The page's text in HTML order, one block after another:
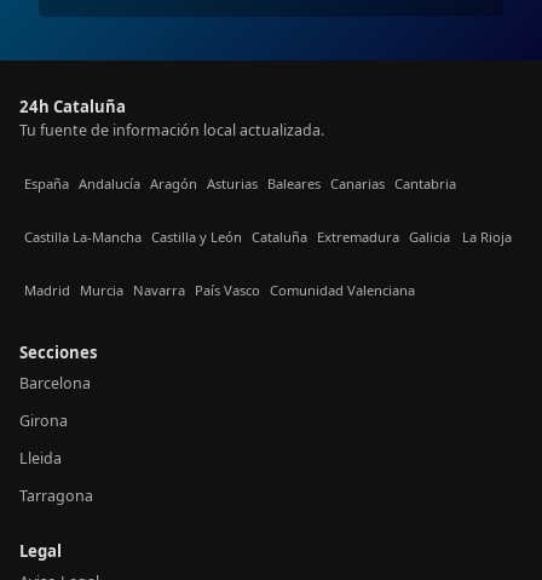
24h Cataluña
Tu fuente de información local actualizada.
España Andalucía Aragón Asturias Baleares Canarias Cantabria
Castilla La-Mancha Castilla y León Cataluña Extremadura Galicia La Rioja
Madrid Murcia Navarra País Vasco Comunidad Valenciana
Secciones
Barcelona
Girona
Lleida
Tarragona
Legal